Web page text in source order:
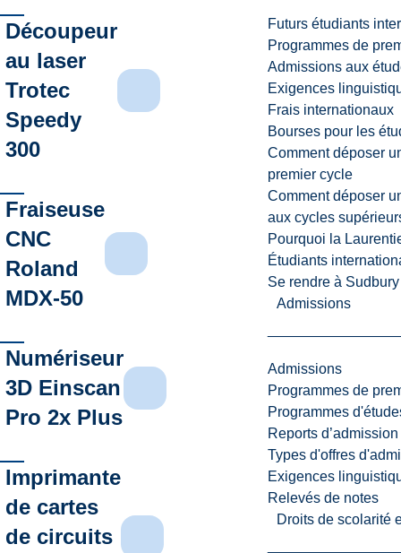
Futurs étudiants
Programmes de
Admissions aux
Exigences
Frais internationaux
Bourses pour les
Comment déposer
premier cycle
Comment déposer
aux cycles
Pourquoi la
Étudiants
Se rendre à Sudbury
Admissions
Admissions
Programmes de
Programmes
Reports d’admission
Types d'offres
Exigences
Relevés de notes
Droits de scolarité
Découpeur
au laser
Trotec
Speedy
300
Fraiseuse
CNC
Roland
MDX-50
Numériseur
3D Einscan
Pro 2x Plus
Imprimante
de cartes
de circuits